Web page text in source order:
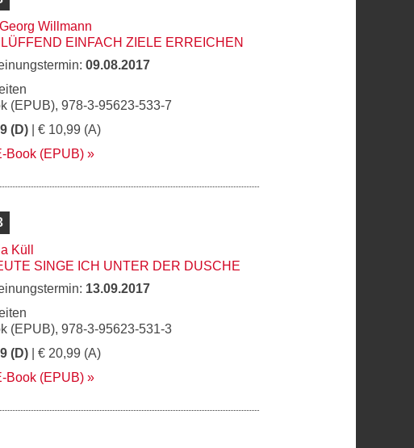
Willmann
EINFACH ZIELE ERREICHEN
09.08.2017
(EPUB), 978-3-95623-533-7
(D) | € 10,99 (A)
Book (EPUB)
Küll
SINGE ICH UNTER DER DUSCHE
13.09.2017
(EPUB), 978-3-95623-531-3
(D) | € 20,99 (A)
Book (EPUB)